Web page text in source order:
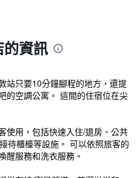
資訊
站只要10分鐘腳程的地方，還提
的空調公寓。 這間的住宿位在尖
使用，包括快速入住/退房、公共
待櫃檯等設施。 可以依照旅客的
醒服務和洗衣服務。